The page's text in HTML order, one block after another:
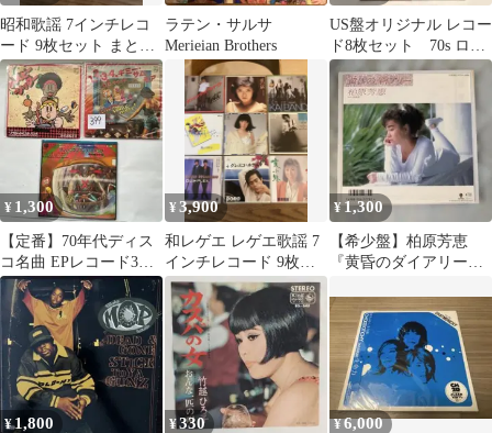
昭和歌謡 7インチレコ
ード 9枚セット まとめ
売り レコード初心者向
け
ラテン・サルサ
Merieian Brothers
US盤オリジナル レコー
ド8枚セット 70s ロッ
ク 名盤 音良し
record
¥ 1,300
【定番】70年代ディス
コ名曲 EPレコード3枚
セット アナログ盤 まと
め売り
¥3,900
和レゲエ レゲエ歌謡 7
インチレコード 9枚セ
ット まとめ売り 昭和歌
謡
¥1,300
【希少盤】柏原芳恵
『黄昏のダイアリー』
¥1,800 ¥330 ¥6,000